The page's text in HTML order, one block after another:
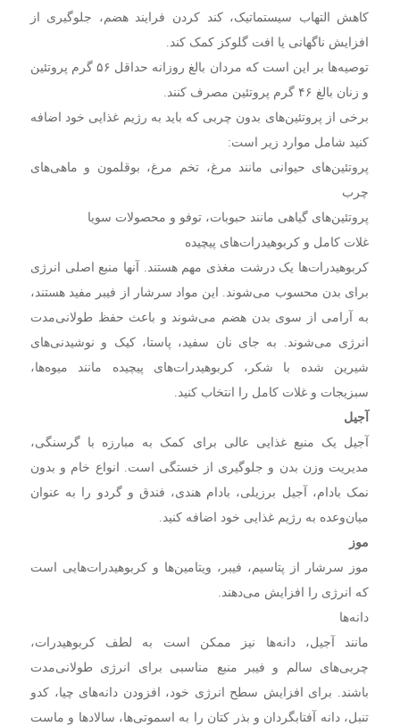
کاهش التهاب سیستماتیک، کند کردن فرایند هضم، جلوگیری از
افزایش ناگهانی یا افت گلوکز کمک کند.
توصیه‌ها بر این است که مردان بالغ روزانه حداقل ۵۶ گرم پروتئین
و زنان بالغ ۴۶ گرم پروتئین مصرف کنند.
برخی از پروتئین‌های بدون چربی که باید به رژیم غذایی خود اضافه
کنید شامل موارد زیر است:
پروتئین‌های حیوانی مانند مرغ، تخم مرغ، بوقلمون و ماهی‌های
چرب
پروتئین‌های گیاهی مانند حبوبات، توفو و محصولات سویا
غلات کامل و کربوهیدرات‌های پیچیده
کربوهیدرات‌ها یک درشت مغذی مهم هستند. آنها منبع اصلی انرژی
برای بدن محسوب می‌شوند. این مواد سرشار از فیبر مفید هستند،
به آرامی از سوی بدن هضم می‌شوند و باعث حفظ طولانی‌مدت
انرژی می‌شوند. به جای نان سفید، پاستا، کیک و نوشیدنی‌های
شیرین شده با شکر، کربوهیدرات‌های پیچیده مانند میوه‌ها،
سبزیجات و غلات کامل را انتخاب کنید.
آجیل
آجیل یک منبع غذایی عالی برای کمک به مبارزه با گرسنگی،
مدیریت وزن بدن و جلوگیری از خستگی است. انواع خام و بدون
نمک بادام، آجیل برزیلی، بادام هندی، فندق و گردو را به عنوان
میان‌وعده به رژیم غذایی خود اضافه کنید.
موز
موز سرشار از پتاسیم، فیبر، ویتامین‌ها و کربوهیدرات‌هایی است
که انرژی را افزایش می‌دهند.
دانه‌ها
مانند آجیل، دانه‌ها نیز ممکن است به لطف کربوهیدرات،
چربی‌های سالم و فیبر منبع مناسبی برای انرژی طولانی‌مدت
باشند. برای افزایش سطح انرژی خود، افزودن دانه‌های چیا، کدو
تنبل، دانه آفتابگردان و بذر کتان را به اسموتی‌ها، سالاد‌ها و ماست